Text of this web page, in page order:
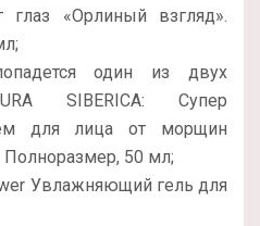
«Орлиный взгляд».
один из двух
SIBERICA: Супер
для лица от морщин
50 мл;
Увлажняющий гель для